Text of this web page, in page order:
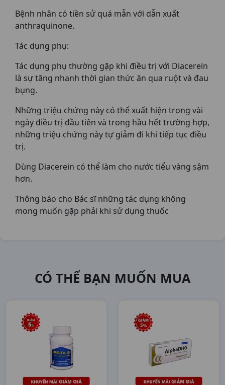
Bệnh nhân có tiền sử quá mẫn với dẫn xuất
anthraquinone.
Tác dụng phụ:
Tác dụng phụ thường gặp khi điều trị với Diacerein
là sự tăng nhanh thời gian thức ăn qua ruột và đau
bụng.
Những triệu chứng này có thể xuất hiện trong vài
ngày điều trị đầu tiên và trong hầu hết trường hợp,
những triệu chứng này tự giảm đi khi tiếp tục điều
trị.
Dùng Diacerein có thể làm cho nước tiểu vàng sậm
hơn.
Thông báo cho Bác sĩ những tác dụng không
mong muốn gặp phải khi sử dụng thuốc
CÓ THỂ BẠN MUỐN MUA